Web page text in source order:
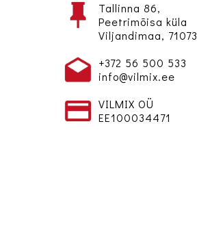
Tallinna 86,
Peetrimõisa küla
Viljandimaa, 71073
+372 56 500 533
info@vilmix.ee
VILMIX OÜ
EE100034471